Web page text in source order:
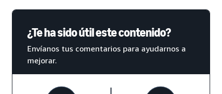
¿Te ha sido útil este contenido?
Envíanos tus comentarios para ayudarnos a
mejorar.